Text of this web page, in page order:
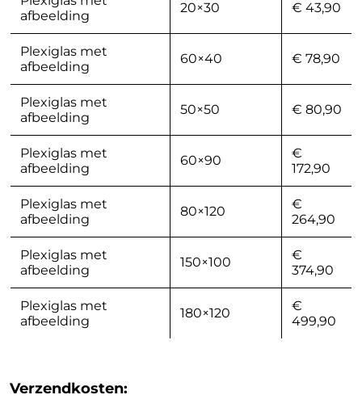
afbeelding
20×30 € 43,90
Plexiglas met
afbeelding
60×40 € 78,90
Plexiglas met
afbeelding
50×50 € 80,90
Plexiglas met
afbeelding
60×90
€
172,90
Plexiglas met
afbeelding
80×120
€
264,90
Plexiglas met
afbeelding
150×100
€
374,90
Plexiglas met
afbeelding
180×120
€
499,90
Verzendkosten: